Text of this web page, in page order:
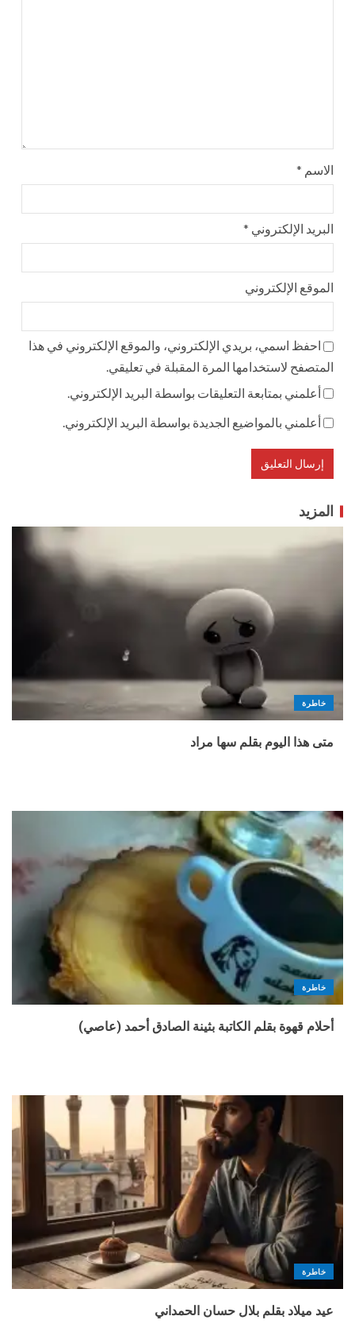
الاسم *
البريد الإلكتروني *
الموقع الإلكتروني
احفظ اسمي، بريدي الإلكتروني، والموقع الإلكتروني في هذا
المتصفح لاستخدامها المرة المقبلة في تعليقي.
أعلمني بمتابعة التعليقات بواسطة البريد الإلكتروني.
أعلمني بالمواضيع الجديدة بواسطة البريد الإلكتروني.
المزيد
خاطرة
متى هذا اليوم بقلم سها مراد
خاطرة
أحلام قهوة بقلم الكاتبة بثينة الصادق أحمد (عاصي)
خاطرة
عيد ميلاد بقلم بلال حسان الحمداني